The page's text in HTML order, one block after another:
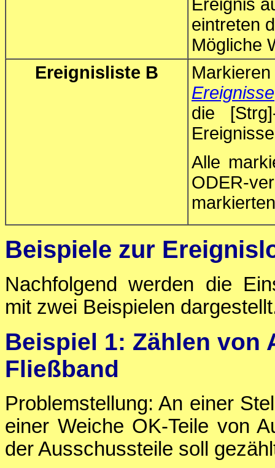
Ereignis
eintreten
Mögliche
Ereignisliste B
Ereignisse
die
Alle
ODER-
Beispiele zur
Nachfolgend werden die
mit zwei Beispielen
Beispiel 1: Zählen von
Fließband
Problemstellung: An einer
einer Weiche OK-Teile von
der Ausschussteile soll